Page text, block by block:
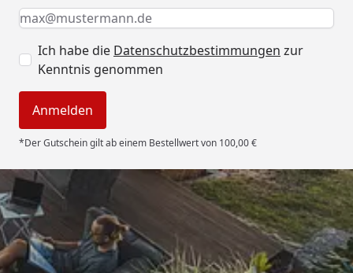
Keine Eingabe erforderlich
Eingabe erforderlich
E-Mail *
Ich habe die Datenschutzbestimmungen zur
Kenntnis genommen
Anmelden
*Der Gutschein gilt ab einem Bestellwert von 100,00 €
Trusted Shops
4,85/ 5